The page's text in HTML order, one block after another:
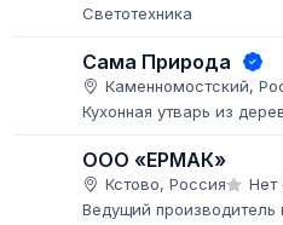
Светотехника
Сама Природа
Каменномостский,
Кухонная утварь из
ООО «ЕРМАК»
Кстово, Россия
Нет
Ведущий производитель